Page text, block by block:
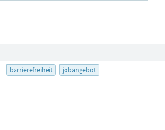
barrierefreiheit jobangebot